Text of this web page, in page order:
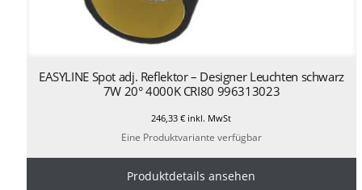
EASYLINE Spot adj. Reflektor – Designer Leuchten schwarz
7W 20° 4000K CRI80 996313023
246,33€ inkl. MwSt
Eine Produktvariante verfügbar
Produktdetails ansehen